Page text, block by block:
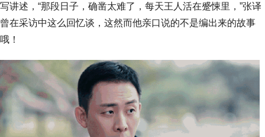
写讲述，“那段日子，确凿太难了，每天王人活在蹙悚里，”张译
曾在采访中这么回忆谈，这然而他亲口说的不是编出来的故事
哦！